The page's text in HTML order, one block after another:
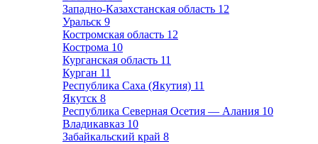
Западно-Казахстанская область 12
Уральск 9
Костромская область 12
Кострома 10
Курганская область 11
Курган 11
Республика Саха (Якутия) 11
Якутск 8
Республика Северная Осетия — Алания 10
Владикавказ 10
Забайкальский край 8